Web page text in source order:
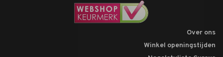
Over ons
Winkel openingstijden